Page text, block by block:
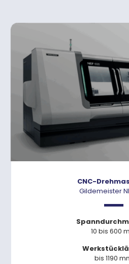
CNC-
Gildemeister
10 bis 600
bis 1190